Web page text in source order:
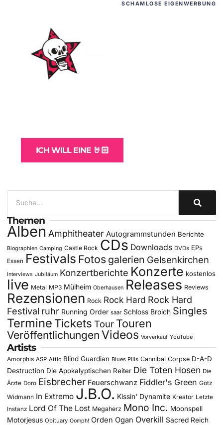
SCHAMLOSE EIGENWERBUNG
ICH WILL EINE 🤘🏻
Themen
Alben Amphitheater Autogrammstunden Berichte
Biographien Camping Castle Rock CDs Downloads DVDs EPs
Essen Festivals Fotos galerien Gelsenkirchen
Interviews Jubiläum Konzertberichte Konzerte kostenlos
live Metal MP3 Mülheim Oberhausen Releases Reviews
Rezensionen Rock Rock Hard Rock Hard
Festival ruhr Running Order saar Schloss Broich Singles
Termine Tickets Tour Touren
Veröffentlichungen Videos Vorverkauf YouTube
Artists
Amorphis ASP Attic Blind Guardian Blues Pills Cannibal Corpse D-A-D
Destruction Die Apokalyptischen Reiter Die Toten Hosen Die
Ärzte Doro Eisbrecher Feuerschwanz Fiddler's Green Götz
Widmann In Extremo J.B.O. Kissin' Dynamite Kreator Letzte
Instanz Lord Of The Lost Megaherz Mono Inc. Moonspell
Motorjesus Obituary Oomph! Orden Ogan Overkill Sacred Reich